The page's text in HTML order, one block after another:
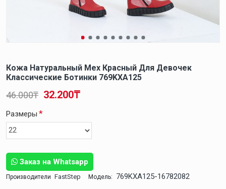
Кожа Натуральный Мех Красный Для Девочек
Классические Ботинки 769KXA125
Заказ на Whatsapp
Производители FastStep Модель: 769KXA125-16782082
32.200₸
46.000₸
Размеры